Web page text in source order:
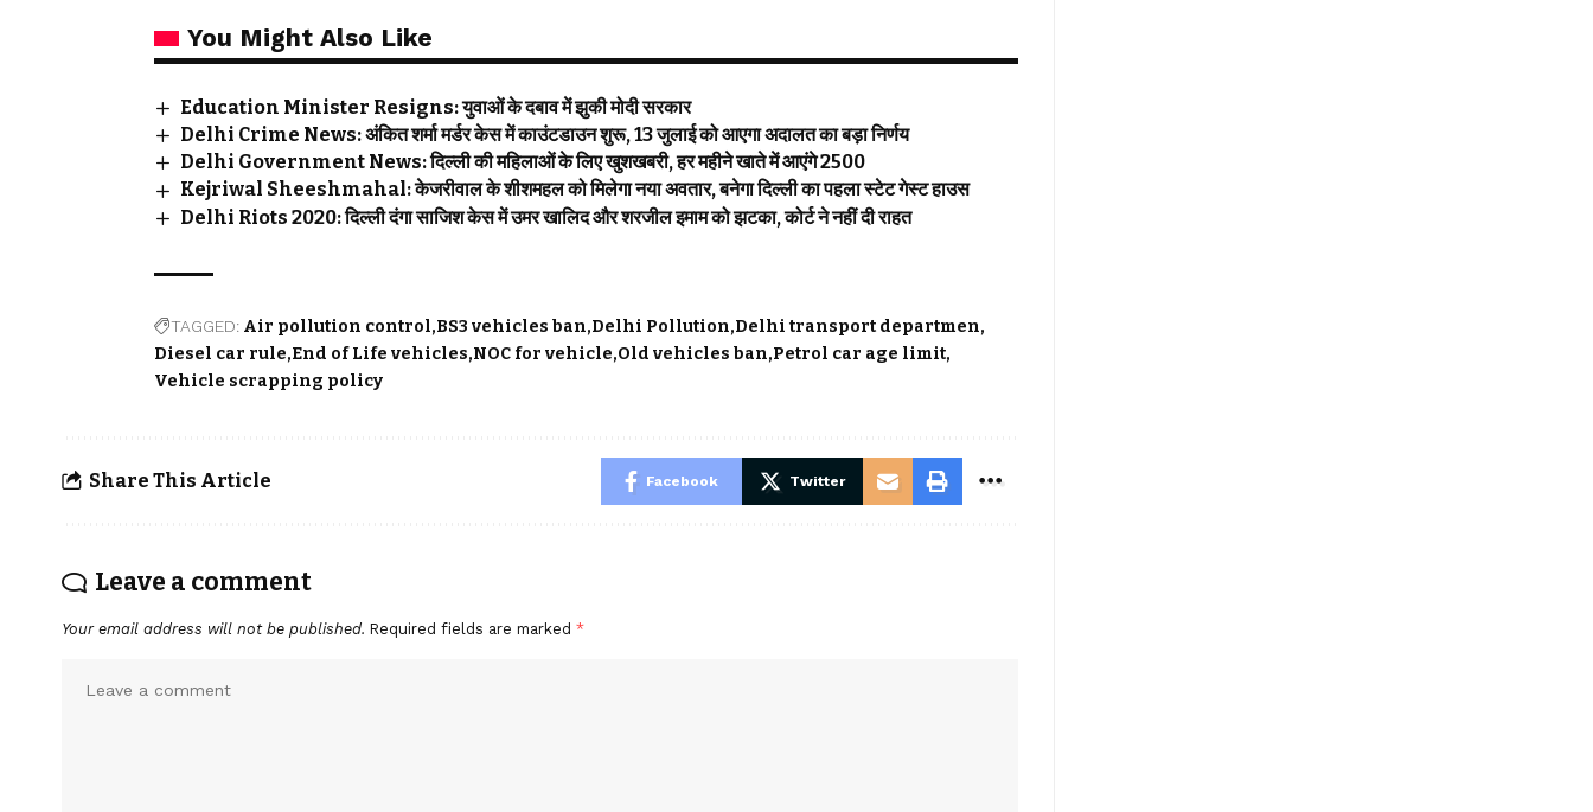
You Might Also Like
Education Minister Resigns: युवाओं के दबाव में झुकी मोदी सरकार
Delhi Crime News: अंकित शर्मा मर्डर केस में काउंटडाउन शुरू, 13 जुलाई को आएगा अदालत का बड़ा निर्णय
Delhi Government News: दिल्ली की महिलाओं के लिए खुशखबरी, हर महीने खाते में आएंगे ₹2500
Kejriwal Sheeshmahal: केजरीवाल के शीशमहल को मिलेगा नया अवतार, बनेगा दिल्ली का पहला स्टेट गेस्ट हाउस
Delhi Riots 2020: दिल्ली दंगा साजिश केस में उमर खालिद और शरजील इमाम को झटका, कोर्ट ने नहीं दी राहत
TAGGED: Air pollution control BS3 vehicles ban Delhi Pollution Delhi transport departmen
Diesel car rule End of Life vehicles NOC for vehicle Old vehicles ban Petrol car age limit
Vehicle scrapping policy
Share This Article Facebook Twitter
Leave a comment
Your email address will not be published. Required fields are marked *